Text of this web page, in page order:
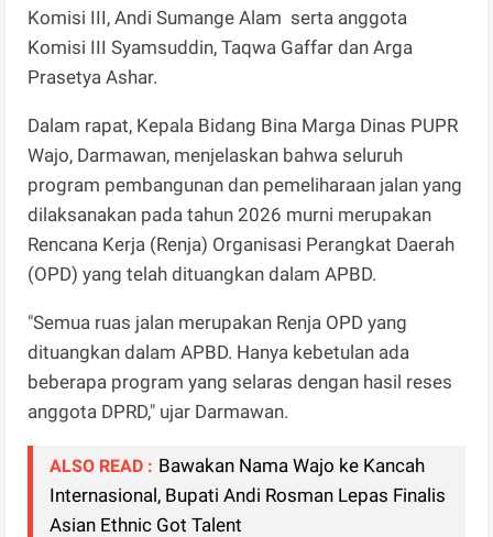
Komisi III, Andi Sumange Alam serta anggota
Komisi III Syamsuddin, Taqwa Gaffar dan Arga
Prasetya Ashar.
Dalam rapat, Kepala Bidang Bina Marga Dinas PUPR
Wajo, Darmawan, menjelaskan bahwa seluruh
program pembangunan dan pemeliharaan jalan yang
dilaksanakan pada tahun 2026 murni merupakan
Rencana Kerja (Renja) Organisasi Perangkat Daerah
(OPD) yang telah dituangkan dalam APBD.
"Semua ruas jalan merupakan Renja OPD yang
dituangkan dalam APBD. Hanya kebetulan ada
beberapa program yang selaras dengan hasil reses
anggota DPRD," ujar Darmawan.
ALSO READ : Bawakan Nama Wajo ke Kancah
Internasional, Bupati Andi Rosman Lepas Finalis
Asian Ethnic Got Talent